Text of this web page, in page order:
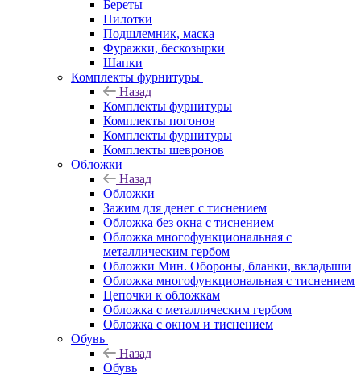
Береты
Пилотки
Подшлемник, маска
Фуражки, бескозырки
Шапки
Комплекты фурнитуры
Назад
Комплекты фурнитуры
Комплекты погонов
Комплекты фурнитуры
Комплекты шевронов
Обложки
Назад
Обложки
Зажим для денег с тиснением
Обложка без окна с тиснением
Обложка многофункциональная с
металлическим гербом
Обложки Мин. Обороны, бланки, вкладыши
Обложка многофункциональная с тиснением
Цепочки к обложкам
Обложка с металлическим гербом
Обложка с окном и тиснением
Обувь
Назад
Обувь